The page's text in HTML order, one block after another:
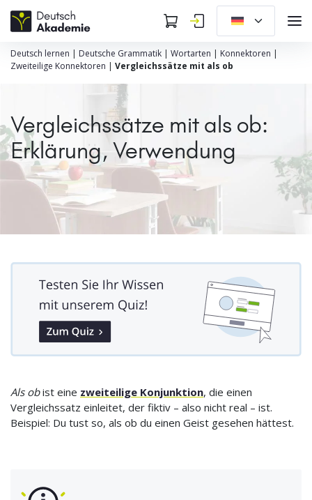
Deutsch lernen | Deutsche Grammatik | Wortarten | Konnektoren |
Zweiteilige Konnektoren | Vergleichssätze mit als ob
Vergleichssätze mit als ob:
Erklärung, Verwendung
Als obist eine zweiteilige Konjunktion, die einen
Vergleichssatz einleitet, der fiktiv – also nicht real – ist.
Beispiel: Du tust so, als ob du einen Geist gesehen hättest.